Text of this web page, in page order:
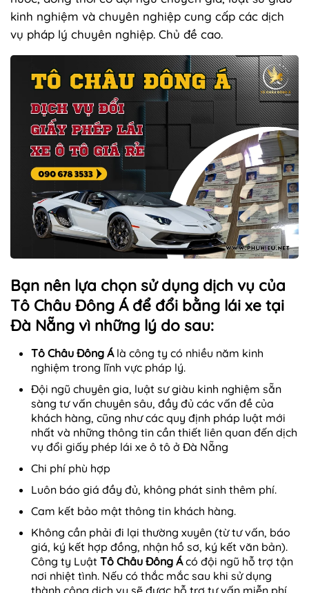
kinh nghiệm và chuyên nghiệp cung cấp các dịch
vụ pháp lý chuyên nghiệp. Chủ đề cao.
Bạn nên lựa chọn sử dụng dịch vụ của
Tô Châu Đông Á để đổi bằng lái xe tại
Đà Nẵng vì những lý do sau:
Tô Châu Đông Álà công ty có nhiều năm kinh
nghiệm trong lĩnh vực pháp lý.
Đội ngũ chuyên gia, luật sư giàu kinh nghiệm sẵn
sàng tư vấn chuyên sâu, đầy đủ các vấn đề của
khách hàng, cũng như các quy định pháp luật mới
nhất và những thông tin cần thiết liên quan đến dịch
vụ đổi giấy phép lái xe ô tô ở Đà Nẵng
Chi phí phù hợp
Luôn báo giá đầy đủ, không phát sinh thêm phí.
Cam kết bảo mật thông tin khách hàng.
Không cần phải đi lại thường xuyên (từ tư vấn, báo
giá, ký kết hợp đồng, nhận hồ sơ, ký kết văn bản).
Công ty Luật Tô Châu Đông Ácó đội ngũ hỗ trợ tận
nơi nhiệt tình. Nếu có thắc mắc sau khi sử dụng